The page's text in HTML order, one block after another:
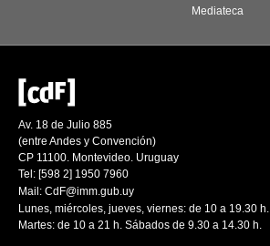
Mediateca
Av. 18 de Julio 885
(entre Andes y Convención)
CP 11100. Montevideo. Uruguay
Tel: [598 2] 1950 7960
Mail: CdF@imm.gub.uy
Lunes, miércoles, jueves, viernes: de 10 a 19.30 h.
Martes: de 10 a 21 h. Sábados de 9.30 a 14.30 h.